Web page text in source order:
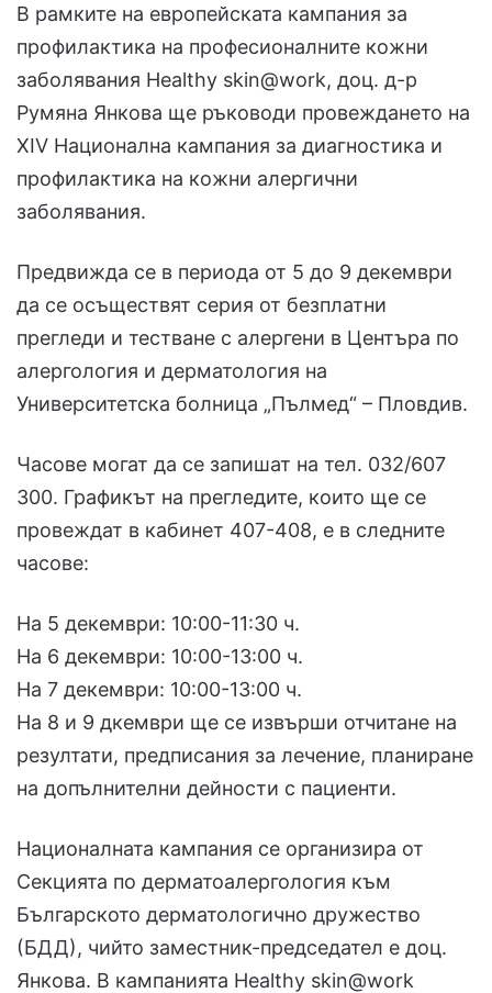
В рамките на европейската кампания за
профилактика на професионалните кожни
заболявания Healthy skin@work, доц. д-р
Румяна Янкова ще ръководи провеждането на
XIV Национална кампания за диагностика и
профилактика на кожни алергични
заболявания.
Предвижда се в периода от 5 до 9 декември
да се осъществят серия от безплатни
прегледи и тестване с алергени в Центъра по
алергология и дерматология на
Университетска болница „Пълмед“ – Пловдив.
Часове могат да се запишат на тел. 032/607
300. Графикът на прегледите, които ще се
провеждат в кабинет 407-408, е в следните
часове:
На 5 декември: 10:00-11:30 ч.
На 6 декември: 10:00-13:00 ч.
На 7 декември: 10:00-13:00 ч.
На 8 и 9 дкември ще се извърши отчитане на
резултати, предписания за лечение, планиране
на допълнителни дейности с пациенти.
Националната кампания се организира от
Секцията по дерматоалергология към
Българското дерматологично дружество
(БДД), чийто заместник-председател е доц.
Янкова. В кампанията Healthy skin@work